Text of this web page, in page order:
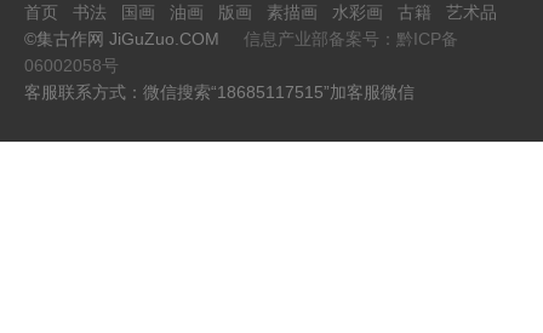
首页 书法 国画 油画 版画 素描画 水彩画 古籍
艺术品
©集古作网 JiGuZuo.COM
信息产业部备案号：黔ICP备
06002058号
客服联系方式：微信搜索“18685117515”加客服微信